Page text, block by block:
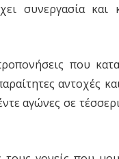
συνεργασία
που
αντοχές
αγώνες σε